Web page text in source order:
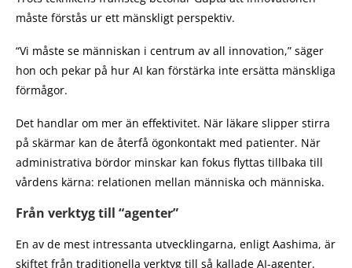
måste förstås ur ett mänskligt perspektiv.
“Vi måste se människan i centrum av all innovation,” säger
hon och pekar på hur AI kan förstärka inte ersätta mänskliga
förmågor.
Det handlar om mer än effektivitet. När läkare slipper stirra
på skärmar kan de återfå ögonkontakt med patienter. När
administrativa bördor minskar kan fokus flyttas tillbaka till
vårdens kärna: relationen mellan människa och människa.
Från verktyg till “agenter”
En av de mest intressanta utvecklingarna, enligt Aashima, är
skiftet från traditionella verktyg till så kallade AI-agenter.